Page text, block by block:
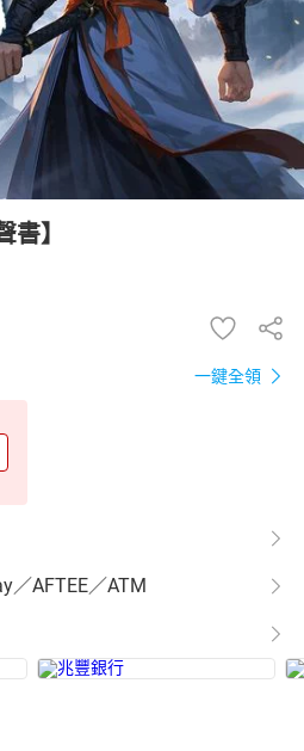
】
一鍵全領
／AFTEE／ATM